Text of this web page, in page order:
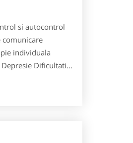
si autocontrol
individuala
Dificultati...